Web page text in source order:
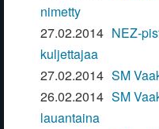
nimetty
27.02.2014 NEZ-
kuljettajaa
27.02.2014 SM
26.02.2014 SM
lauantaina